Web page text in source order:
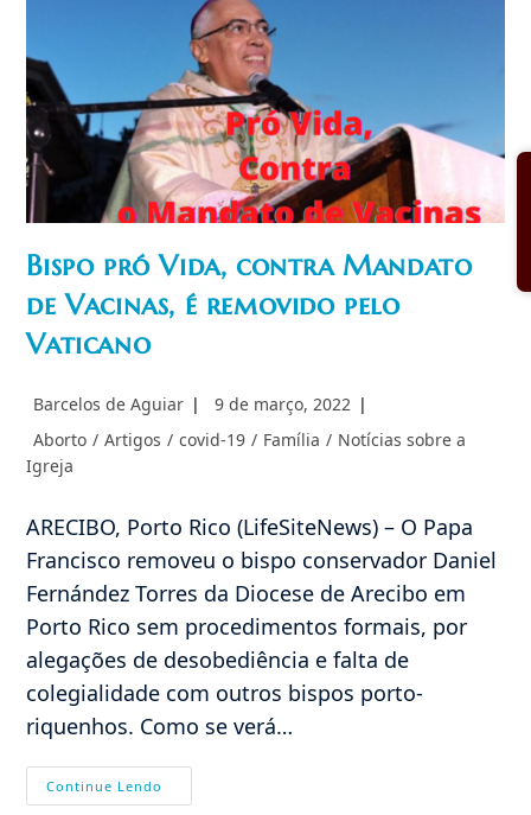
Igreja
Sobre
Sodomia
Contesta
O
Cardeal
Hollerich
Bispo pró Vida, contra Mandato
de Vacinas, é removido pelo
Vaticano
Autor
post:
Barcelos de Aguiar
Post
9 de março, 2022
Categoria
do
post:
Aborto / Artigos / covid-19 / Família / Notícias sobre a
Igreja
ARECIBO, Porto Rico (LifeSiteNews) – O Papa
Francisco removeu o bispo conservador Daniel
Fernández Torres da Diocese de Arecibo em
Porto Rico sem procedimentos formais, por
alegações de desobediência e falta de
colegialidade com outros bispos porto-
riquenhos. Como se verá…
Continue Lendo
Pró